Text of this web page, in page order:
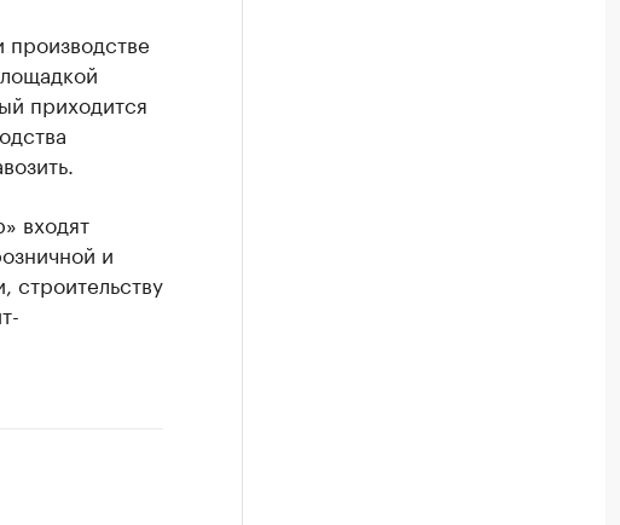
приходится
входят
и
строительству